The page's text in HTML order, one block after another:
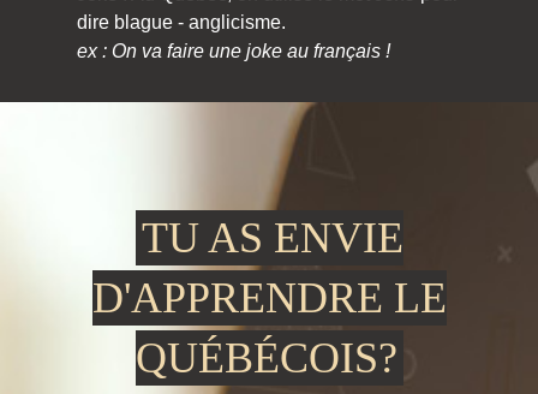
dire blague - anglicisme.
ex : On va faire une joke au français !
TU AS ENVIE
D'APPRENDRE LE
QUÉBÉCOIS?